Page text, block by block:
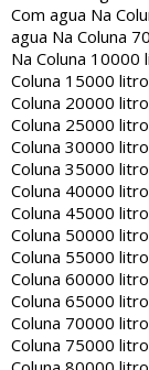
Com agua Na
agua Na Coluna
Na Coluna 10000
Coluna 15000
Coluna 20000
Coluna 25000
Coluna 30000
Coluna 35000
Coluna 40000
Coluna 45000
Coluna 50000
Coluna 55000
Coluna 60000
Coluna 65000
Coluna 70000
Coluna 75000